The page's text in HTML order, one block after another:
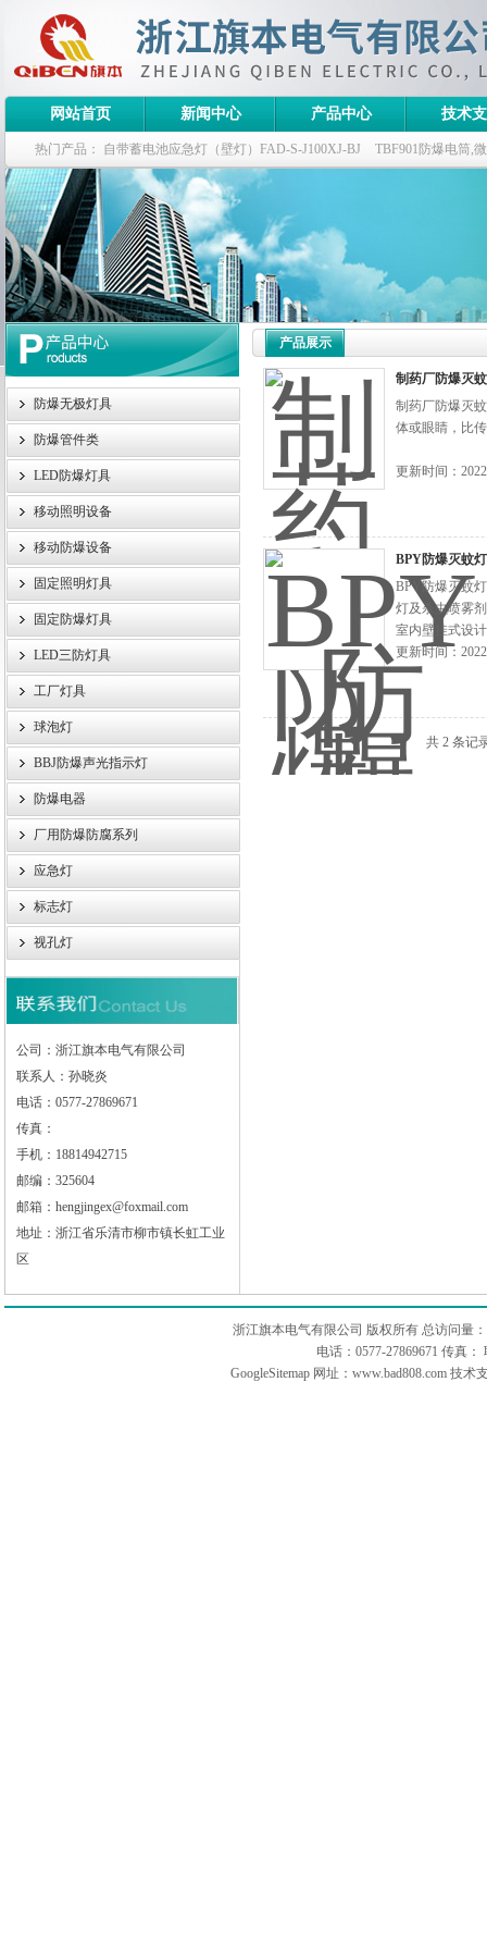
浙江旗本电气有限公司
网站首页 新闻中心 产品中心 技术
热门产品： 自带蓄电池应急灯（壁灯）FAD-S-J100XJ-BJ TBF901防爆电筒,
栏式无极灯 G9960-W120W长寿无极工厂灯,三防无极灯
防爆泛光灯
防爆无极灯具
防爆管件类
LED防爆灯具
移动照明设备
移动防爆设备
固定照明灯具
固定防爆灯具
LED三防灯具
工厂灯具
球泡灯
BBJ防爆声光指示灯
防爆电器
厂用防爆防腐系列
应急灯
标志灯
视孔灯
公司：浙江旗本电气有限公司
联系人：孙晓炎
电话：0577-27869671
传真：
手机：18814942715
邮编：325604
邮箱：hengjingex@foxmail.com
地址：浙江省乐清市柳市镇长虹工业
区
产品展示
制药厂防爆灭
制药厂防爆灭
体或眼睛，比
更新时间：
BPY防爆灭蚊灯
BPY防爆灭蚊
灯及杀虫喷雾
室内壁挂式设
更新时间：
共 2 条记
浙江旗本电气有限公司 版权所有 总访问量：
电话：0577-27869671 传真
GoogleSitemap 网址：www.bad808.com 技